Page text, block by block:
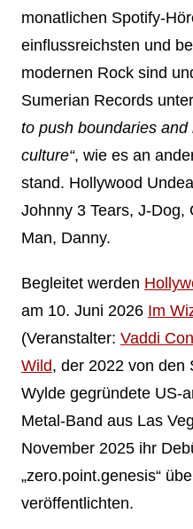
monatlichen Spotify-
einflussreichsten und
modernen Rock sind
Sumerian Records
to push boundaries
culture“, wie es an
stand. Hollywood
Johnny 3 Tears, J-Dog,
Man, Danny.
Begleitet werden
am 10. Juni 2026 Im
(Veranstalter: Vaddi
Wild, der 2022 von den
Wylde gegründete US-
Metal-Band aus Las
November 2025 ihr
„zero.point.genesis“
veröffentlichten.